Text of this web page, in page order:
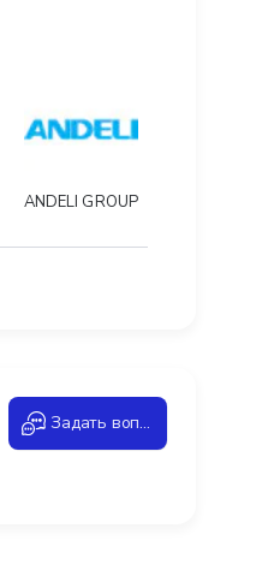
ANDELI GROUP
Задать вопрос